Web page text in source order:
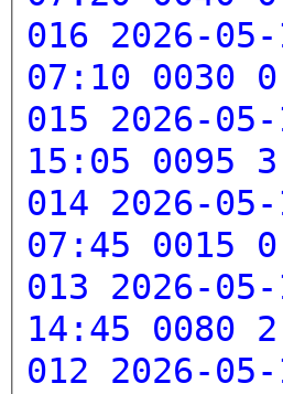
016 2026-
07:10 0030
015 2026-
15:05 0095
014 2026-
07:45 0015
013 2026-
14:45 0080
012 2026-